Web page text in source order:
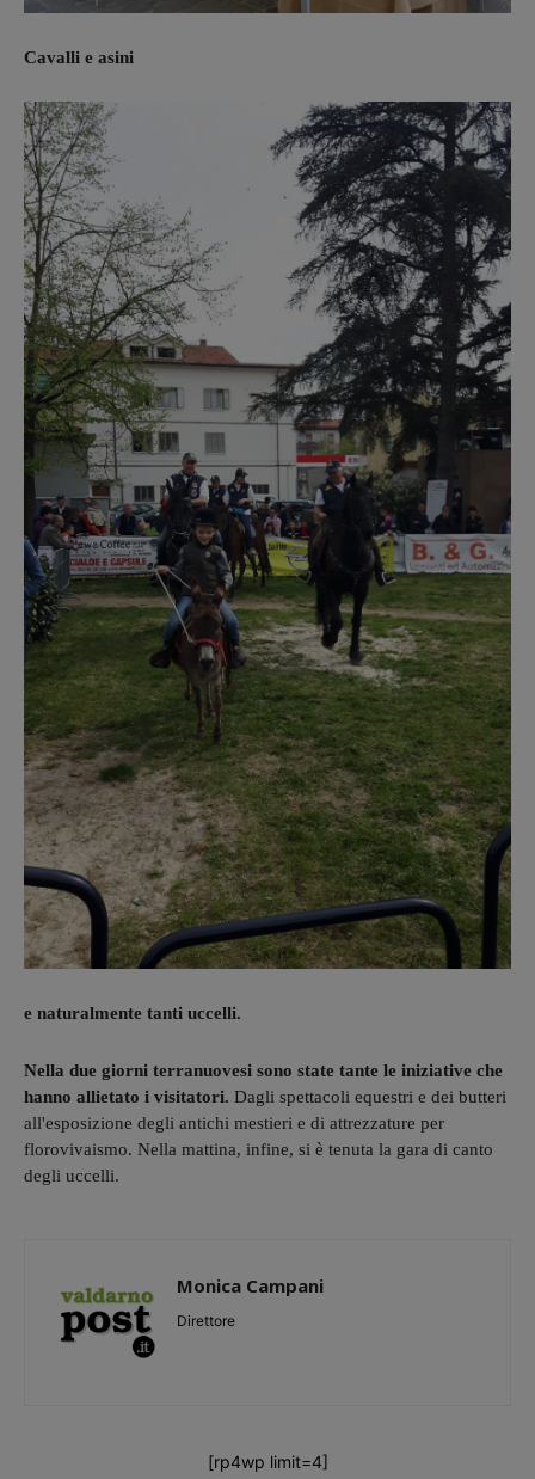
Cavalli e asini
e naturalmente tanti uccelli.
Nella due giorni terranuovesi sono state tante le iniziative che
hanno allietato i visitatori. Dagli spettacoli equestri e dei butteri
all'esposizione degli antichi mestieri e di attrezzature per
florovivaismo. Nella mattina, infine, si è tenuta la gara di canto
degli uccelli.
Monica Campani
Direttore
[rp4wp limit=4]